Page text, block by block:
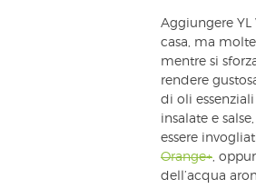
Aggiungere YL
casa, ma
mentre si
rendere
di oli
insalate e
essere
Orange+,
dell’acqua